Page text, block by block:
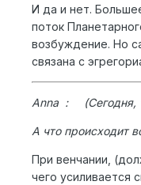
И да и нет.
поток
возбуждение. Но
связана с
Anna : (Сегодня,
А что происходит
При венчании,
чего усиливается